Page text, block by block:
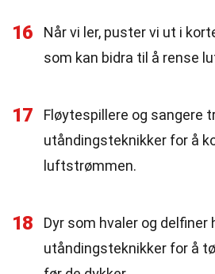
16
Når vi ler, puster vi ut i
som kan bidra til å rense
17
Fløytespillere og sangere
utåndingsteknikker for å
luftstrømmen.
18
Dyr som hvaler og delfiner
utåndingsteknikker for å